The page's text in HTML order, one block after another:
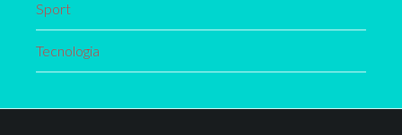
Sport
Tecnologia